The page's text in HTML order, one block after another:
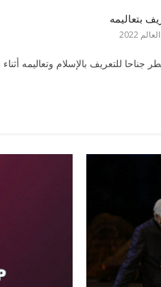
بتعاليمه
2022